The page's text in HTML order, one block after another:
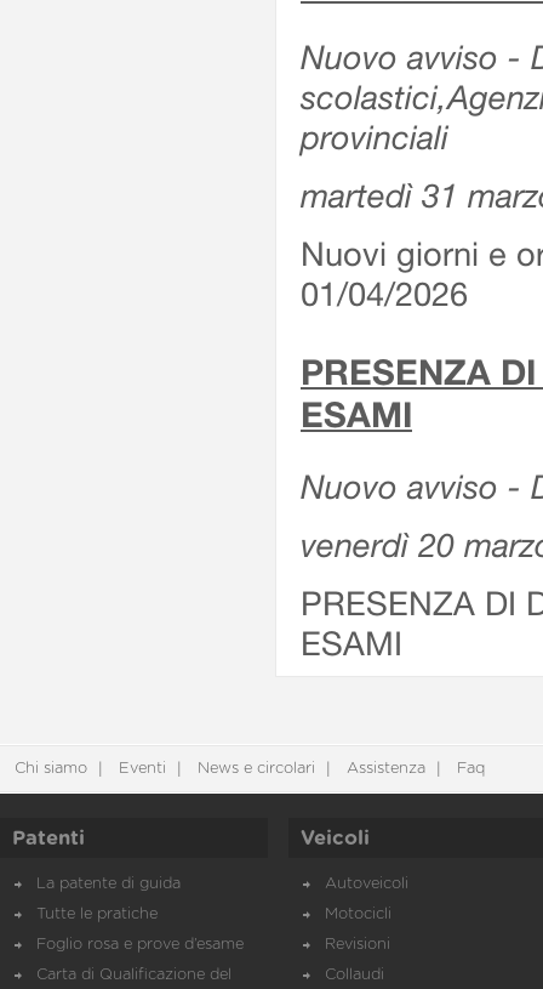
Nuovo avviso -
provinciali
martedì 31
Nuovi giorni e
01/04/2026
PRESENZA
ESAMI
Nuovo avviso -
venerdì 20
PRESENZA DI
ESAMI
Chi siamo Eventi News e circolari Assistenza Faq
Patenti
La patente di guida
Tutte le pratiche
Foglio rosa e prove d’esame
Carta di Qualificazione del
Veicoli
Autoveicoli
Motocicli
Revisioni
Collaudi